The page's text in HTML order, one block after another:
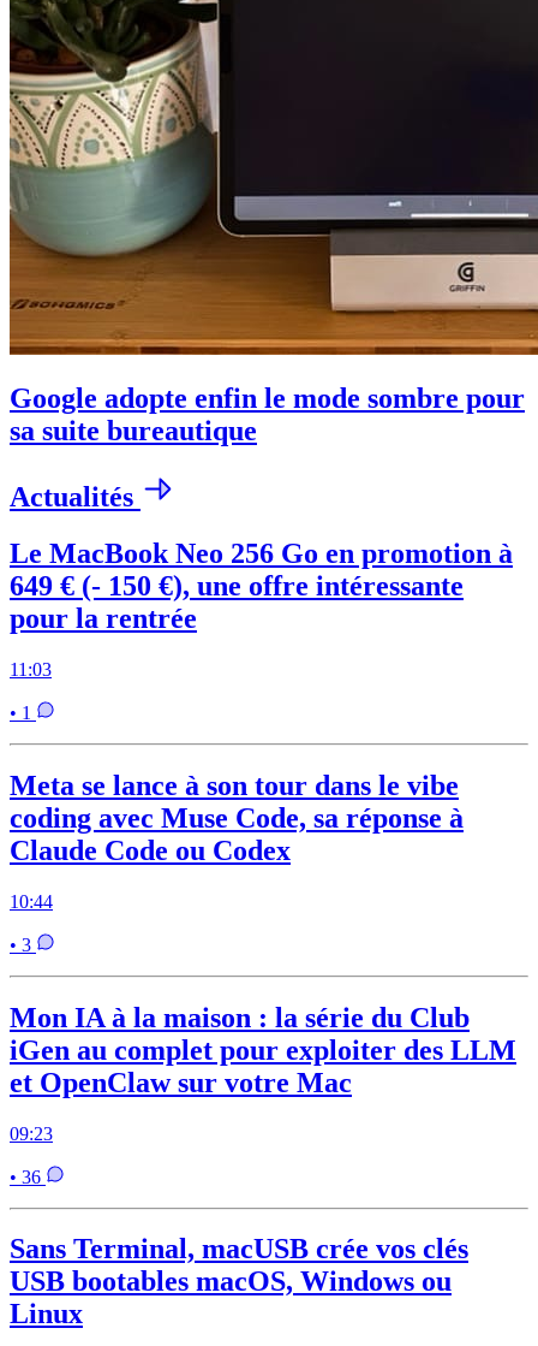
Google adopte enfin le mode sombre pour
sa suite bureautique
Actualités
Le MacBook Neo 256 Go en promotion à
649 € (- 150 €), une offre intéressante
pour la rentrée
11:03
• 1
Meta se lance à son tour dans le vibe
coding avec Muse Code, sa réponse à
Claude Code ou Codex
10:44
• 3
Mon IA à la maison : la série du Club
iGen au complet pour exploiter des LLM
et OpenClaw sur votre Mac
09:23
• 36
Sans Terminal, macUSB crée vos clés
USB bootables macOS, Windows ou
Linux